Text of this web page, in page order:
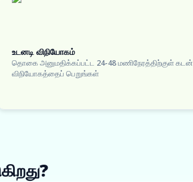
உடனடி விநியோகம்
தொகை அனுமதிக்கப்பட்ட 24-48 மணிநேரத்திற்குள் கடன்
விநியோகத்தைப் பெறுங்கள்